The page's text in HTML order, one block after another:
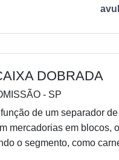
DOBRADA
- SP
de um separador
mercadorias em blocos,
o segmento, como